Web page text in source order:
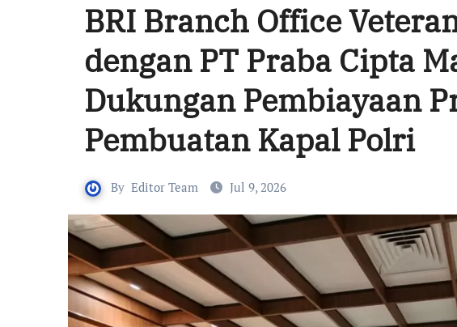
BRI Branch Office
dengan PT Praba Cipta
Dukungan Pembiayaan
Pembuatan Kapal Polri
By Editor Team Jul 9, 2026